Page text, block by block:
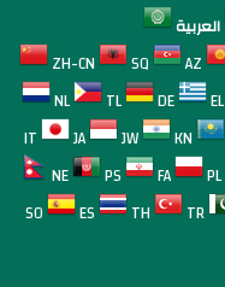
العربية
ZH-CN
SQ AZ
NL
TL DE EL
IT
JA JW KN
NE
PS FA PL
SO
ES TH TR